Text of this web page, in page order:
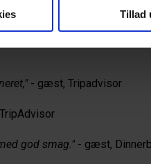
Tillad
træde udenfor det
- gæst, Tripadvisor
god smag." - gæst,